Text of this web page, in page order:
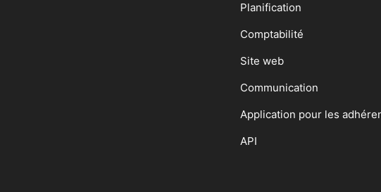
Planification
Comptabilité
Site web
Communication
Application pour les
API